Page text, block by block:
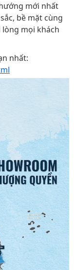
mới nhất
bề mặt cùng
lòng mọi khách
nhất: